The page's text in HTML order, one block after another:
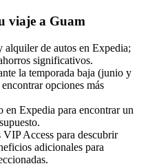
viaje a Guam
alquiler de autos en Expedia;
significativos.
la temporada baja (junio y
opciones más
Expedia para encontrar un
Access para descubrir
adicionales para